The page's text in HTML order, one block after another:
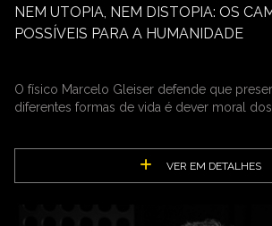
NEM UTOPIA, NEM DISTOPIA: OS
POSSÍVEIS PARA A HUMANIDADE
O físico Marcelo Gleiser defende que
diferentes formas de vida é dever moral
VER EM DETALHES